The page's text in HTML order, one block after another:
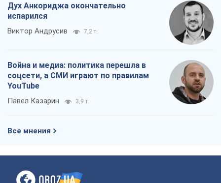
Дух Анкориджа окончательно
испарился
Виктор Андрусив 7,2 т.
Война и медиа: политика перешла в
соцсети, а СМИ играют по правилам
YouTube
Павел Казарин 3,9 т.
Все мнения